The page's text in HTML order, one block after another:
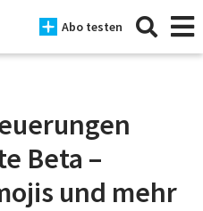
Abo testen
Beta –
und mehr